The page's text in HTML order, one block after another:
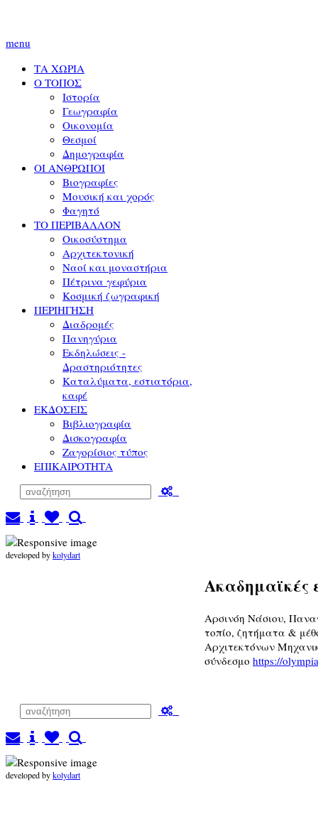
menu
ΤΑ ΧΩΡΙΑ
Ο ΤΟΠΟΣ
Ιστορία
Γεωγραφία
Οικονομία
Θεσμοί
Δημογραφία
ΟΙ ΑΝΘΡΩΠΟΙ
Βιογραφίες
Μουσική και χορός
Φαγητό
ΤΟ ΠΕΡΙΒΑΛΛΟΝ
Οικοσύστημα
Αρχιτεκτονική
Ναοί και μοναστήρια
Πέτρινα γεφύρια
Κοσμική ζωγραφική
ΠΕΡΙΗΓΗΣΗ
Διαδρομές
Πανηγύρια
Εκδηλώσεις -
Δραστηριότητες
Καταλύματα, εστιατόρια,
καφέ
ΕΚΔΟΣΕΙΣ
Βιβλιογραφία
Δισκογραφία
Ζαγορίσιος τύπος
ΕΠΙΚΑΙΡΟΤΗΤΑ
developed bykolydart
Ακαδημαϊκές
Αρσινόη Νάσιου,
τοπίο, ζητήματα &
Αρχιτεκτόνων
σύνδεσμο https://
developed bykolydart